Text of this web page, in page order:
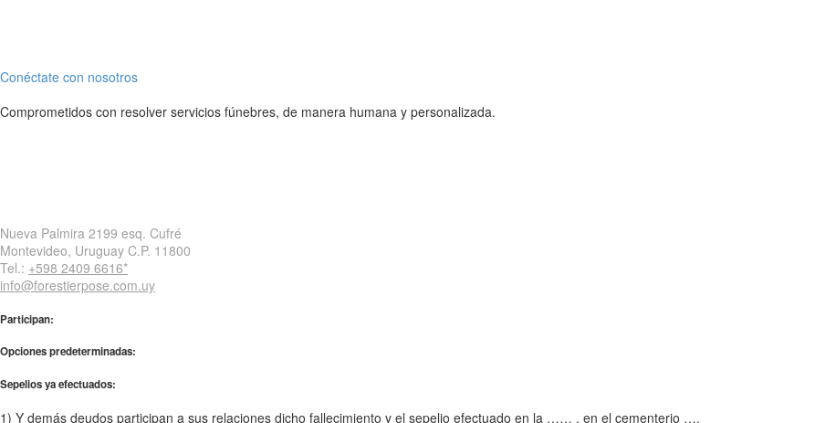
Conéctate con nosotros
Comprometidos con resolver servicios fúnebres, de manera humana y personalizada.
Nueva Palmira 2199 esq. Cufré
Montevideo, Uruguay C.P. 11800
Tel.: +598 2409 6616*
info@forestierpose.com.uy
Participan:
Opciones predeterminadas:
Sepelios ya efectuados:
1) Y demás deudos participan a sus relaciones dicho fallecimiento y el sepelio efectuado en la …… , en el cementerio ….